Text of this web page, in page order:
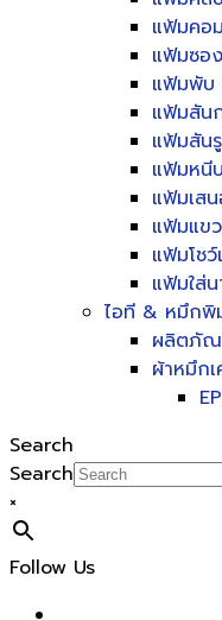
แฟ้มคอ
แฟ้มซอ
แฟ้มพับ
แฟ้มสัน
แฟ้มสัน
แฟ้มหนี
แฟ้มเส
แฟ้มแข
แฟ้มโช
แฟ้มใส่
ไอที & หมึก
ผลิตภัณ
ผ้าหมึก
Search
Search
×
Follow Us